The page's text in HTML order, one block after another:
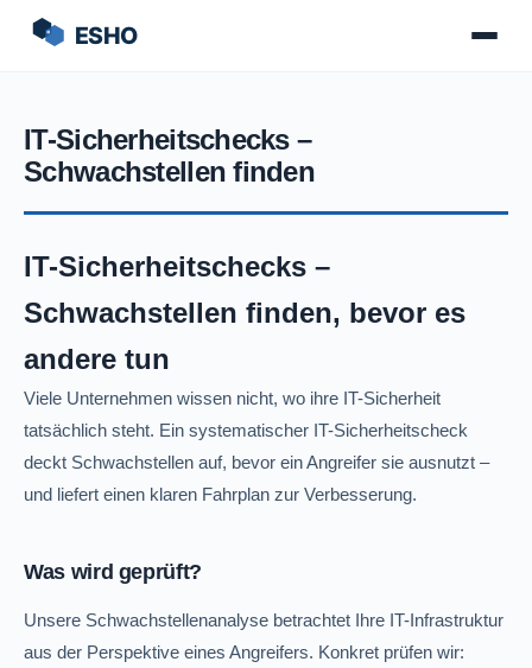
IT-Sicherheitschecks –
Schwachstellen finden
IT-Sicherheitschecks –
Schwachstellen finden, bevor es
andere tun
Viele Unternehmen wissen nicht, wo ihre IT-Sicherheit
tatsächlich steht. Ein systematischer IT-Sicherheitscheck
deckt Schwachstellen auf, bevor ein Angreifer sie ausnutzt –
und liefert einen klaren Fahrplan zur Verbesserung.
Was wird geprüft?
Unsere Schwachstellenanalyse betrachtet Ihre IT-Infrastruktur
aus der Perspektive eines Angreifers. Konkret prüfen wir: